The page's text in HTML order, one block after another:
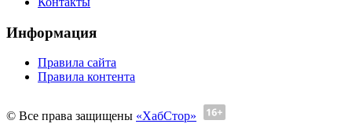
Информация
Правила сайта
Правила контента
© Все права защищены «ХабСтор»